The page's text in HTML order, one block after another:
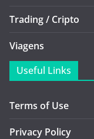
Trading / Cripto
Viagens
Useful Links
Terms of Use
Privacy Policy